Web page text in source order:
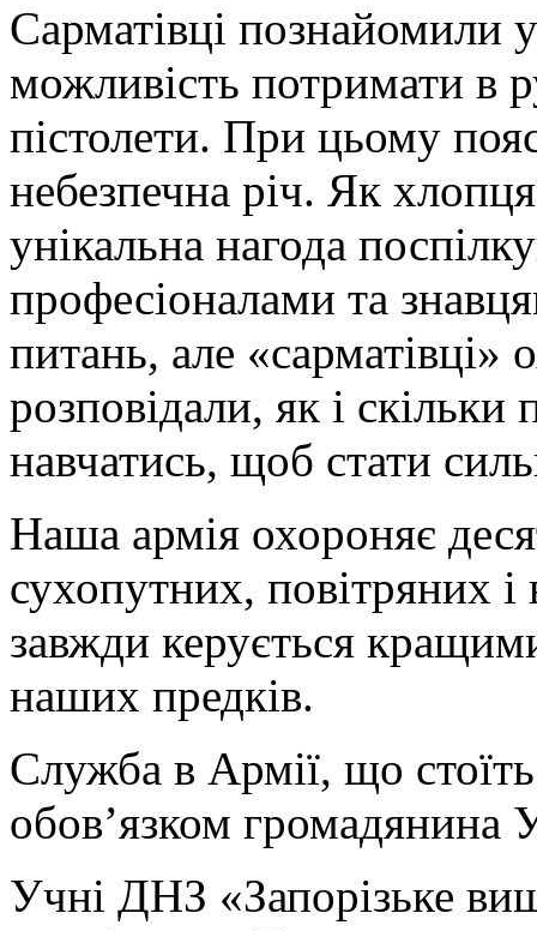
Сарматівці познайомили
можливість потримати в
пістолети. При цьому
небезпечна річ. Як
унікальна нагода
професіоналами та
питань, але «сарматівці»
розповідали, як і скільки
навчатись, щоб стати
Наша армія охороняє
сухопутних, повітряних
завжди керується
наших предків.
Служба в Армії, що
обов’язком громадянина
Учні ДНЗ «Запорізьке